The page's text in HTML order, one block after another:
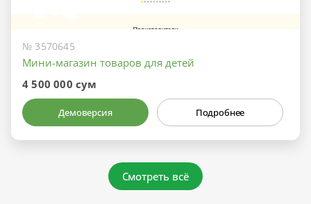
№ 3570645
Мини-магазин товаров для детей
4 500 000 сум
Демоверсия Подробнее
Смотреть всё